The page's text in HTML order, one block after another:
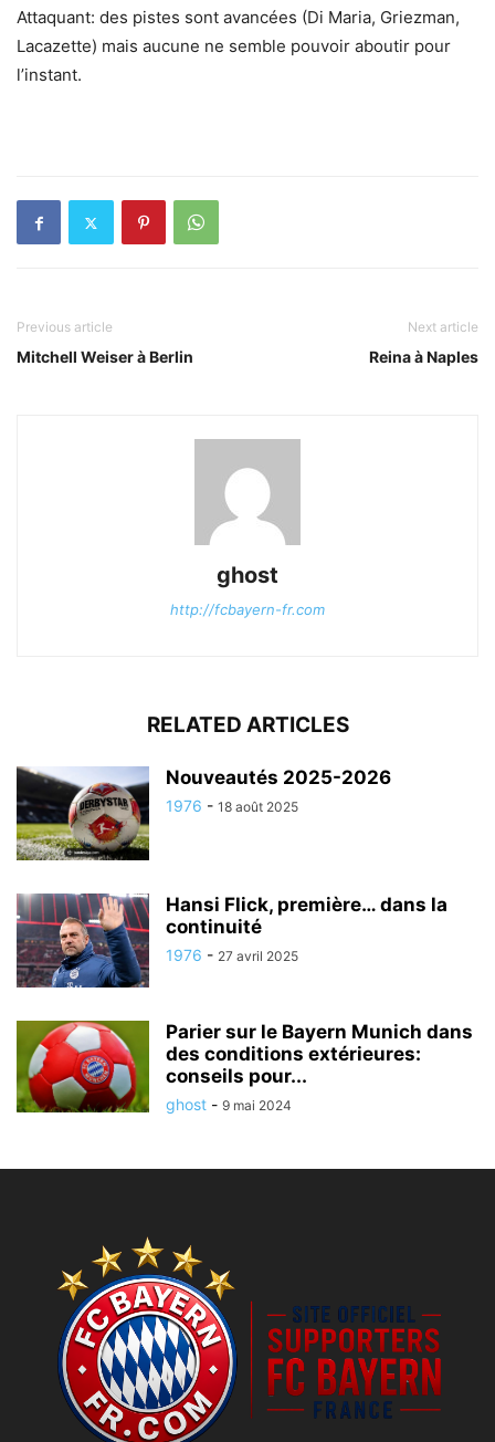
Attaquant: des pistes sont avancées (Di Maria, Griezman,
Lacazette) mais aucune ne semble pouvoir aboutir pour
l’instant.
Previous article
Mitchell Weiser à Berlin
Next article
Reina à Naples
ghost
http://fcbayern-fr.com
RELATED ARTICLES
Nouveautés 2025-2026
1976 - 18 août 2025
Hansi Flick, première… dans la
continuité
1976 - 27 avril 2025
Parier sur le Bayern Munich dans
des conditions extérieures:
conseils pour...
ghost - 9 mai 2024